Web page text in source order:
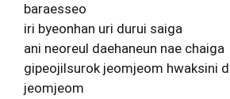
baraesseo
iri byeonhan uri durui saiga
ani neoreul daehaneun nae chaiga
gipeojilsurok jeomjeom hwaksini
jeomjeom